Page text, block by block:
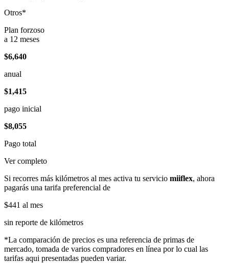
Otros*
Plan forzoso
a 12 meses
$6,640
anual
$1,415
pago inicial
$8,055
Pago total
Ver completo
Si recorres más kilómetros al mes activa tu servicio miiflex, ahora
pagarás una tarifa preferencial de
$441 al mes
sin reporte de kilómetros
*La comparación de precios es una referencia de primas de
mercado, tomada de varios compradores en línea por lo cual las
tarifas aqui presentadas pueden variar.